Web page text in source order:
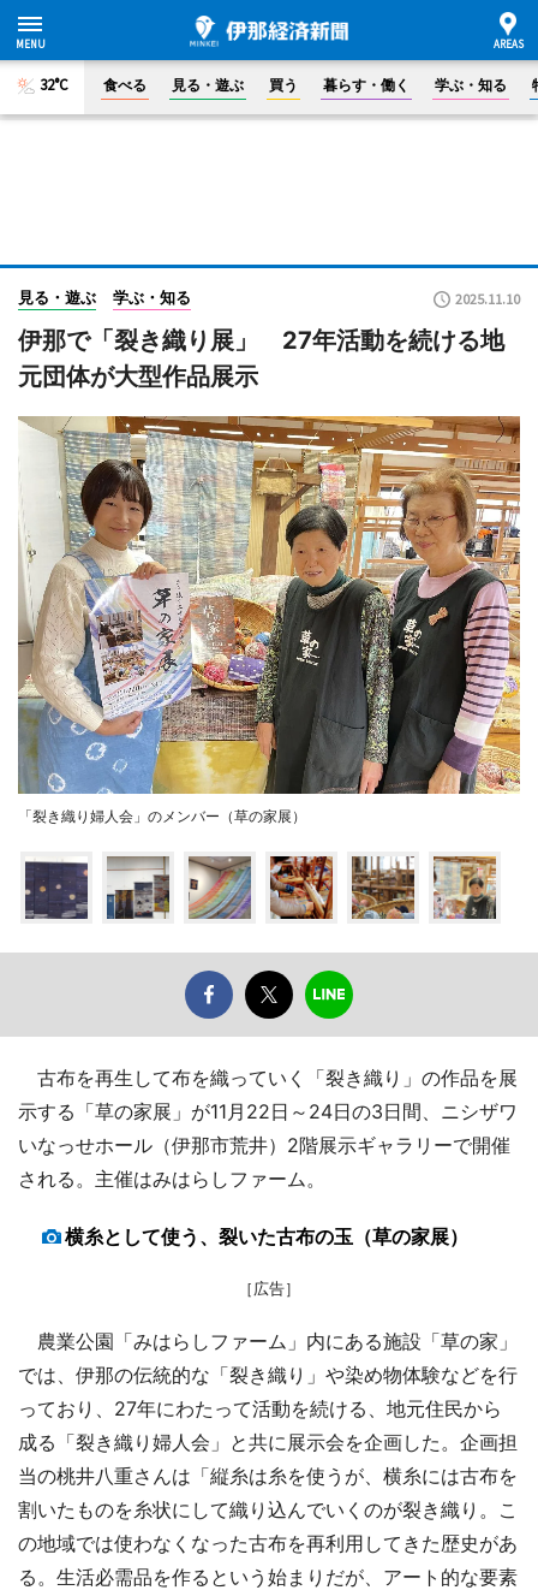
32°C 食べる 見る・遊ぶ 買う 暮らす・働く 学ぶ・知る
見る・遊ぶ 学ぶ・知る 2025.11.10
伊那で「裂き織り展」 27年活動を続ける地
元団体が大型作品展示
「裂き織り婦人会」のメンバー（草の家展）
古布を再生して布を織っていく「裂き織り」の作品を展
示する「草の家展」が11月22日～24日の3日間、ニシザワ
いなっせホール（伊那市荒井）2階展示ギャラリーで開催
される。主催はみはらしファーム。
横糸として使う、裂いた古布の玉（草の家展）
［広告］
農業公園「みはらしファーム」内にある施設「草の家」
では、伊那の伝統的な「裂き織り」や染め物体験などを行
っており、27年にわたって活動を続ける、地元住民から
成る「裂き織り婦人会」と共に展示会を企画した。企画担
当の桃井八重さんは「縦糸は糸を使うが、横糸には古布を
割いたものを糸状にして織り込んでいくのが裂き織り。こ
の地域では使わなくなった古布を再利用してきた歴史があ
る。生活必需品を作るという始まりだが、アート的な要素